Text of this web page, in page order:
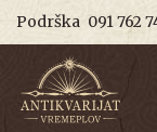
Podrška 091 762